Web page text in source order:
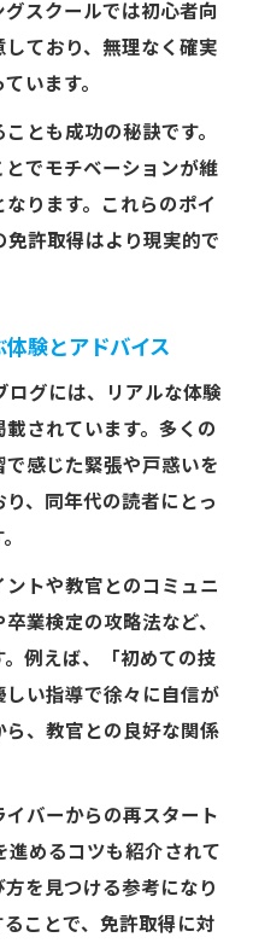
スクールでは初心者向
ており、無理なく確実
います。
とも成功の秘訣です。
でモチベーションが維
ります。これらのポイ
免許取得はより現実的で
験とアドバイス
ログには、リアルな体験
されています。多くの
感じた緊張や戸惑いを
、同年代の読者にとっ
トや教官とのコミュニ
業検定の攻略法など、
例えば、「初めての技
い指導で徐々に自信が
、教官との良好な関係
バーからの再スタート
めるコツも紹介されて
を見つける参考になり
ことで、免許取得に対